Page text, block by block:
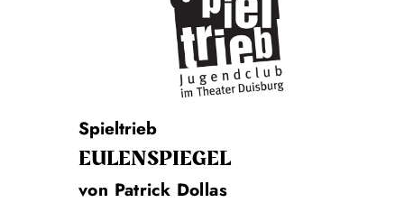
Spieltrieb
EULENSPIEGEL
von Patrick Dollas